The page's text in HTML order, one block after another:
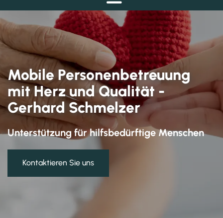
Mobile Personenbetreuung
mit Herz und Qualität -
Gerhard Schmelzer
Unterstützung für hilfsbedürftige Menschen
Kontaktieren Sie uns